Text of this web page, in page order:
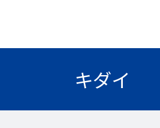
キダイ